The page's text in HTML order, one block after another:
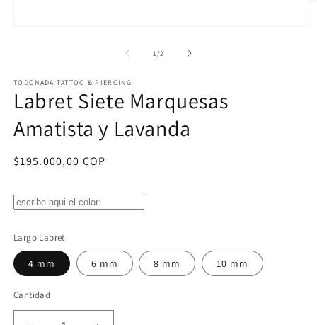
una
ventana
modal
1/de2
TODONADA TATTOO & PIERCING
Labret Siete Marquesas
Amatista y Lavanda
Precio
$195.000,00 COP
Largo Labret
4 mm 6 mm 8 mm 10 mm
Cantidad